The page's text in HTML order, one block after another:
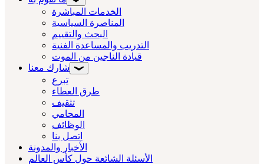
الخدمات المباشرة
المناصرة السياسية
البحث والتقييم
التدريب والمساعدة الفنية
قيادة الناجين من الموت
شارك معنا
تبرع
طرق العطاء
تثقيف
المحامي
الوظائف
اتصل بنا
الأخبار والمدونة
الأسئلة الشائعة حول كأس العالم